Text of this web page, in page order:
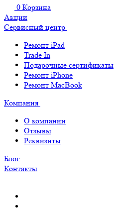
0 Корзина
Акции
Сервисный центр
Ремонт iPad
Trade In
Подарочные сертификаты
Ремонт iPhone
Ремонт MacBook
Компания
О компании
Отзывы
Реквизиты
Блог
Контакты